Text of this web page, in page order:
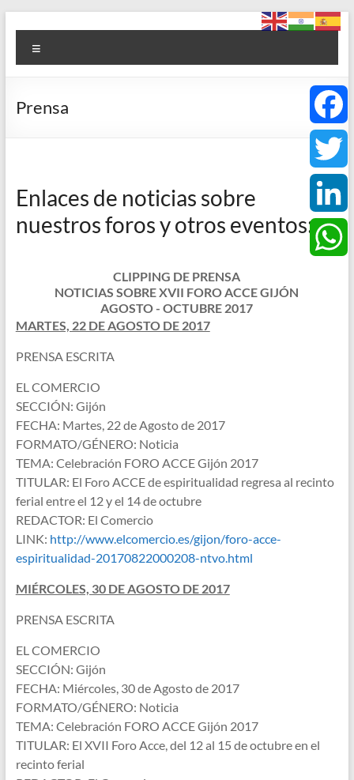
contenido
Foro
ACCE
+
+
Espiritualidad
Prensa
Enlaces de noticias sobre
nuestros foros y otros eventos:
CLIPPING DE PRENSA
NOTICIAS SOBRE XVII FORO ACCE GIJÓN
AGOSTO - OCTUBRE 2017
MARTES, 22 DE AGOSTO DE 2017
PRENSA ESCRITA
EL COMERCIO
SECCIÓN: Gijón
FECHA: Martes, 22 de Agosto de 2017
FORMATO/GÉNERO: Noticia
TEMA: Celebración FORO ACCE Gijón 2017
TITULAR: El Foro ACCE de espiritualidad regresa al recinto
ferial entre el 12 y el 14 de octubre
REDACTOR: El Comercio
LINK: http://www.elcomercio.es/gijon/foro-acce-
espiritualidad-20170822000208-ntvo.html
MIÉRCOLES, 30 DE AGOSTO DE 2017
PRENSA ESCRITA
EL COMERCIO
SECCIÓN: Gijón
FECHA: Miércoles, 30 de Agosto de 2017
FORMATO/GÉNERO: Noticia
TEMA: Celebración FORO ACCE Gijón 2017
TITULAR: El XVII Foro Acce, del 12 al 15 de octubre en el
recinto ferial
F
a
c
e
T
w
L